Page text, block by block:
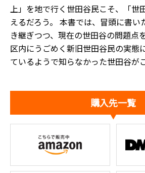
上」を地で行く世田谷民こそ、「世
えるだろう。 本書では、冒頭に書い
き継ぎつつ、現在の世田谷の問題点
区内にうごめく新旧世田谷民の実態
ているようで知らなかった世田谷が
購入先一覧